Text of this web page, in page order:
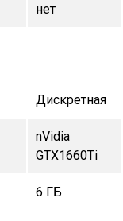
нет
Дискретная
nVidia
GTX1660Ti
6 ГБ